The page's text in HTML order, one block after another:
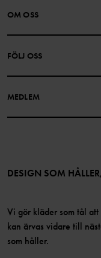
KONTAKTA OSS
PRESENTKORTSALDO
INTEGRITETSPOLICY
OM OSS
FÖLJ OSS
MEDLEM
Bli medlem
DESIGN SOM
Vi gör kläder som tål
kan ärvas vidare till
som håller.